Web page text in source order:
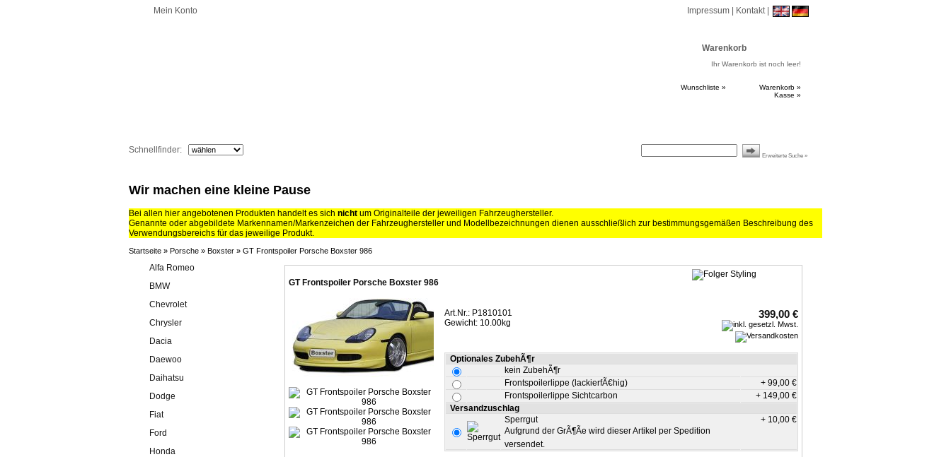
Mein Konto Impressum Kontakt|
Warenkorb
Ihr Warenkorb ist noch leer!
Wunschliste »
Warenkorb »
Kasse »
Erweiterte Suche »
Schnellfinder:
Wir machen eine kleine Pause
Bei allen hier angebotenen Produkten handelt es sich nicht um Originalteile der jeweiligen Fahrzeughersteller.
Genannte oder abgebildete Markennamen/Markenzeichen der Fahrzeughersteller und Modellbezeichnungen dienen ausschließlich zur bestimmungsgemäßen Beschreibung des
Verwendungsbereichs für das jeweilige Produkt.
Startseite » Porsche » Boxster » GT Frontspoiler Porsche Boxster 986
GT Frontspoiler Porsche Boxster 986
399,00 €
Art.Nr.: P1810101
Gewicht: 10.00kg
Optionales ZubehÃ¶r
kein ZubehÃ¶r
Frontspoilerlippe (lackierfÃ€hig)
+ 99,00 €
Frontspoilerlippe Sichtcarbon
+ 149,00 €
Versandzuschlag
Sperrgut
Aufgrund der GrÃ¶Ãe wird dieser Artikel per Spedition
versendet.
+ 10,00 €
Alfa Romeo
BMW
Chevrolet
Chrysler
Dacia
Daewoo
Daihatsu
Dodge
Fiat
Ford
Honda